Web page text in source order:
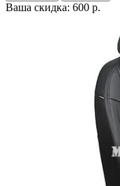
Ваша скидка: 600 р.